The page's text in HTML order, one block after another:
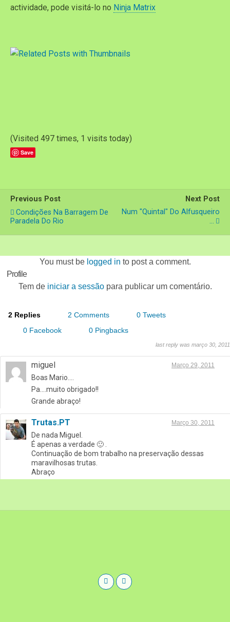
actividade, pode visitá-lo no Ninja Matrix
(Visited 497 times, 1 visits today)
Save
Previous Post
Condições Na Barragem De
Paradela Do Rio
Next Post
Num "quintal" Do Alfusqueiro
...
You must be logged in to post a comment.
Profile
Tem de iniciar a sessãopara publicar um comentário.
2 Replies 2 Comments
0 Tweets
0 Facebook
0 Pingbacks
last reply was março 30, 2011
miguel Março 29, 2011
Boas Mario….
Pa….muito obrigado!!
Grande abraço!
Trutas.PT Março 30, 2011
De nada Miguel.
É apenas a verdade 🙂 .
Continuação de bom trabalho na preservação dessas
maravilhosas trutas.
Abraço